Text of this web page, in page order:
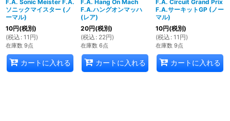
F.A. Sonic Meister F.A.
ソニックマイスター (ノ
ーマル)
10円(税別)
(税込 : 11 円)
在庫数 9点
カートに入れる
F.A. Hang On Mach
F.A.ハングオンマッハ
(レア)
20円(税別)
(税込 : 22円)
在庫数 6点
カートに入れる
F.A. Circuit Grand Prix
F.A.サーキットGP (ノー
マル)
10円(税別)
(税込 : 11 円)
在庫数 9点
カートに入れる